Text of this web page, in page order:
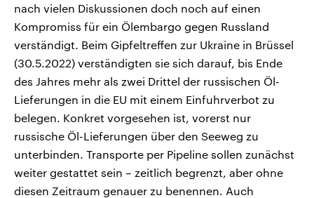
nach vielen Diskussionen doch noch auf einen
Kompromiss für ein Ölembargo gegen Russland
verständigt. Beim Gipfeltreffen zur Ukraine in Brüssel
(30.5.2022) verständigten sie sich darauf, bis Ende
des Jahres mehr als zwei Drittel der russischen Öl-
Lieferungen in die EU mit einem Einfuhrverbot zu
belegen. Konkret vorgesehen ist, vorerst nur
russische Öl-Lieferungen über den Seeweg zu
unterbinden. Transporte per Pipeline sollen zunächst
weiter gestattet sein – zeitlich begrenzt, aber ohne
diesen Zeitraum genauer zu benennen. Auch